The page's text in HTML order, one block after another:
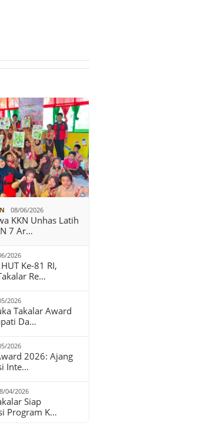
08/06/2026
KKN Unhas Latih
7 Ar…
2026
Ke-81 RI,
Re…
2026
Takalar Award
Da…
2026
2026: Ajang
Inte…
04/2026
Siap
Program K…